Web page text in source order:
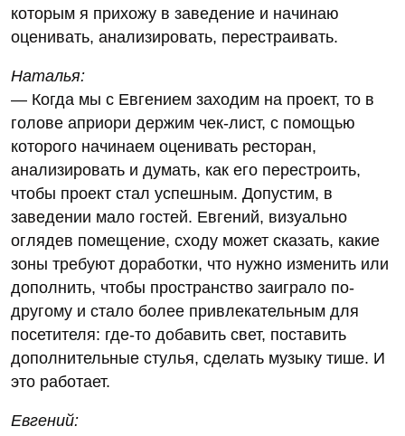
которым я прихожу в заведение и начинаю
оценивать, анализировать, перестраивать.
Наталья:
— Когда мы с Евгением заходим на проект, то в
голове априори держим чек-лист, с помощью
которого начинаем оценивать ресторан,
анализировать и думать, как его перестроить,
чтобы проект стал успешным. Допустим, в
заведении мало гостей. Евгений, визуально
оглядев помещение, сходу может сказать, какие
зоны требуют доработки, что нужно изменить или
дополнить, чтобы пространство заиграло по-
другому и стало более привлекательным для
посетителя: где-то добавить свет, поставить
дополнительные стулья, сделать музыку тише. И
это работает.
Евгений: